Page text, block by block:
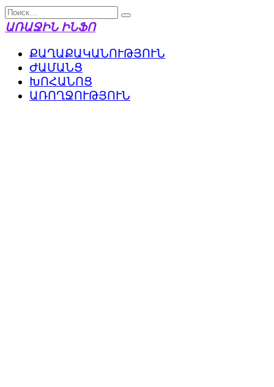
Перейти
к
Search
for:
ԱՌԱՋԻՆ ԻՆՖՈ
ՔԱՂԱՔԱԿԱՆՈՒԹՅՈՒՆ
ԺԱՄԱՆՑ
ԽՈՀԱՆՈՑ
ԱՌՈՂՋՈՒԹՅՈՒՆ